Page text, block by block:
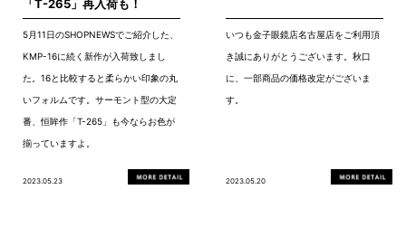
「T-265」再入荷も！
5月11日のSHOPNEWSでご紹介した、
KMP-16に続く新作が入荷致しまし
た。16と比較すると柔らかい印象の丸
いフォルムです。サーモント型の大定
番、恒眸作「T-265」も今ならお色が
揃っていますよ。
2023.05.23
いつも金子眼鏡店名古屋店をご利用頂
き誠にありがとうございます。秋口
に、一部商品の価格改定がございま
す。
2023.05.20